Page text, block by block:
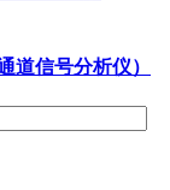
道信号分析仪）